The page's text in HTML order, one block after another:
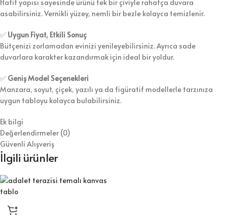
Hafif yapısı sayesinde ürünü tek bir çiviyle rahatça duvara
asabilirsiniz. Vernikli yüzey, nemli bir bezle kolayca temizlenir.
✅ Uygun Fiyat, Etkili Sonuç
Bütçenizi zorlamadan evinizi yenileyebilirsiniz. Ayrıca sade
duvarlara karakter kazandırmak için ideal bir yoldur.
✅ Geniş Model Seçenekleri
Manzara, soyut, çiçek, yazılı ya da figüratif modellerle tarzınıza
uygun tabloyu kolayca bulabilirsiniz.
Ek bilgi
Değerlendirmeler (0)
Güvenli Alışveriş
İlgili ürünler